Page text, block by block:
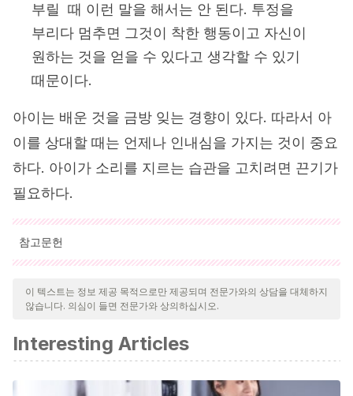
부릴 때 이런 말을 해서는 안 된다. 투정을
부리다 멈추면 그것이 착한 행동이고 자신이
원하는 것을 얻을 수 있다고 생각할 수 있기
때문이다.
아이는 배운 것을 금방 잊는 경향이 있다. 따라서 아
이를 상대할 때는 언제나 인내심을 가지는 것이 중요
하다. 아이가 소리를 지르는 습관을 고치려면 끈기가
필요하다.
참고문헌
인용된 모든 출처는 우리 팀에 의해 집요하게 검토되어 질의의 질,
신뢰성, 시대에 맞음 및 타당성을 보장하기 위해 처리되었습니다.
이 문서의 참고 문헌은 신뢰성이 있으며 학문적 또는 과학적으로 정
이 텍스트는 정보 제공 목적으로만 제공되며 전문가와의 상담을 대체하지
않습니다. 의심이 들면 전문가와 상의하십시오.
Interesting Articles